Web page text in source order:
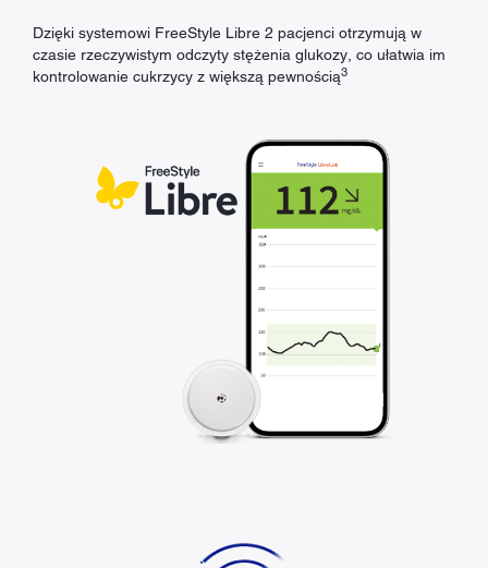
Dzięki systemowi FreeStyle Libre 2 pacjenci otrzymują w
czasie rzeczywistym odczyty stężenia glukozy, co ułatwia im
kontrolowanie cukrzycy z większą pewnością3